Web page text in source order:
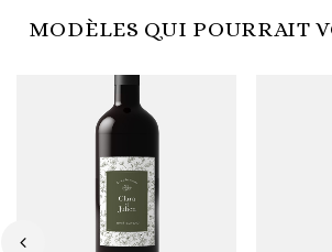
MODÈLES QUI POURRAIT